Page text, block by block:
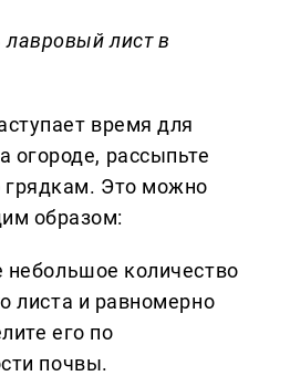
лавровый лист в
время для
огороде, рассыпьте
грядкам. Это можно
образом:
небольшое количество
листа и равномерно
его по
почвы.